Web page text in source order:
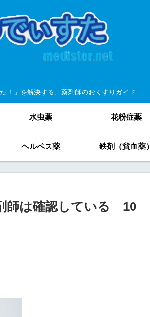
た！」を解決する、薬剤師のおくすりガイド
水虫薬 花粉症薬
ヘルペス薬 鉄剤（貧血薬）
師は確認している 10